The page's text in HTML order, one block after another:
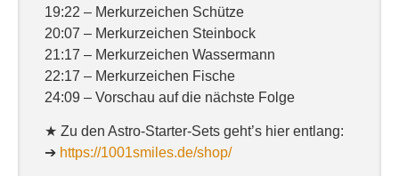
19:22 – Merkurzeichen Schütze
20:07 – Merkurzeichen Steinbock
21:17 – Merkurzeichen Wassermann
22:17 – Merkurzeichen Fische
24:09 – Vorschau auf die nächste Folge
★ Zu den Astro-Starter-Sets geht’s hier entlang:
➔ https://1001smiles.de/shop/